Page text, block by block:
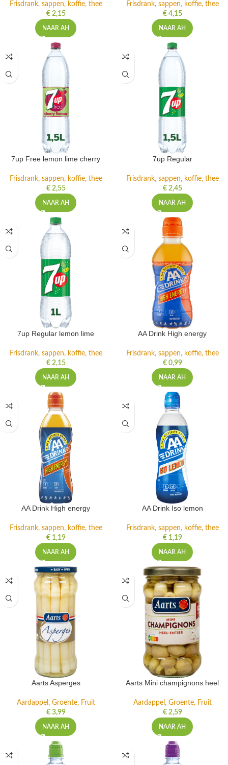
Frisdrank, sappen, koffie, thee
€2,15
NAAR AH
Frisdrank, sappen, koffie, thee
€4,15
NAAR AH
7up Free lemon lime cherry
Frisdrank, sappen, koffie, thee
€2,55
NAAR AH
7up Regular
Frisdrank, sappen, koffie, thee
€2,45
NAAR AH
7up Regular lemon lime
Frisdrank, sappen, koffie, thee
€2,15
NAAR AH
AA Drink High energy
Frisdrank, sappen, koffie, thee
€0,99
NAAR AH
AA Drink High energy
Frisdrank, sappen, koffie, thee
€1,19
NAAR AH
AA Drink Iso lemon
Frisdrank, sappen, koffie, thee
€1,19
NAAR AH
Aarts Asperges
Aardappel, Groente, Fruit
€3,99
NAAR AH
Aarts Mini champignons heel
Aardappel, Groente, Fruit
€2,59
NAAR AH